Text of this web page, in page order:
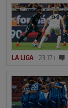
LA LIGA 23:17